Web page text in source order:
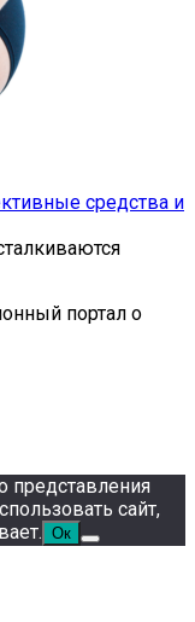
средства и
портал о
представления
сайт,
Ок